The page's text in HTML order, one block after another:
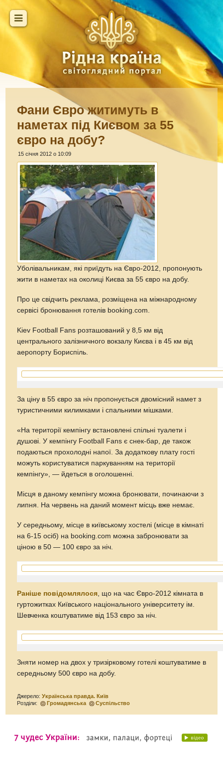
Фани Євро житимуть в
наметах під Києвом за 55
євро на добу?
15 січня 2012 о 10:09
Уболівальникам, які приїдуть на Євро-2012, пропонують
жити в наметах на околиці Києва за 55 євро на добу.
Про це свідчить реклама, розміщена на міжнародному
сервісі бронювання готелів booking.com.
Kiev Football Fans розташований у 8,5 км від
центрального залізничного вокзалу Києва і в 45 км від
аеропорту Бориспіль.
За ціну в 55 євро за ніч пропонується двомісний намет з
туристичними килимками і спальними мішками.
«На території кемпінгу встановлені спільні туалети і
душові. У кемпінгу Football Fans є снек-бар, де також
подаються прохолодні напої. За додаткову плату гості
можуть користуватися паркуванням на території
кемпінгу», — йдеться в оголошенні.
Місця в даному кемпінгу можна бронювати, починаючи з
липня. На червень на даний момент місць вже немає.
У середньому, місце в київському хостелі (місце в кімнаті
на 6-15 осіб) на booking.com можна забронювати за
ціною в 50 — 100 євро за ніч.
Раніше повідомлялося, що на час Євро-2012 кімната в
гуртожитках Київського національного університету ім.
Шевченка коштуватиме від 153 євро за ніч.
Зняти номер на двох у тризірковому готелі коштуватиме в
середньому 500 євро на добу.
Джерело:Українська правда. Київ
Розділи:
Громадянська Суспільство